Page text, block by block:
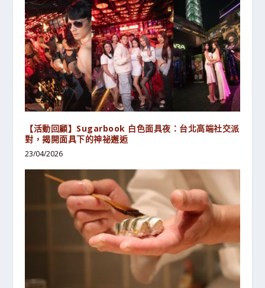
【活動回顧】Sugarbook 白色面具夜：台北高端社交派
對，揭開面具下的神祕邂逅
23/04/2026